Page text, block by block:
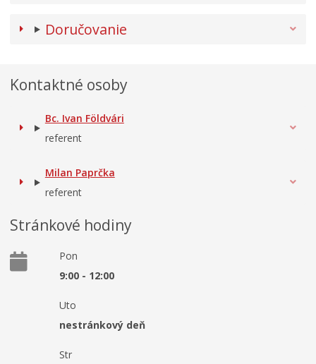
Doručovanie
Kontaktné osoby
Bc. Ivan Földvári
referent
Milan Paprčka
referent
Stránkové hodiny
Pon
9:00 - 12:00
Uto
nestránkový deň
Str